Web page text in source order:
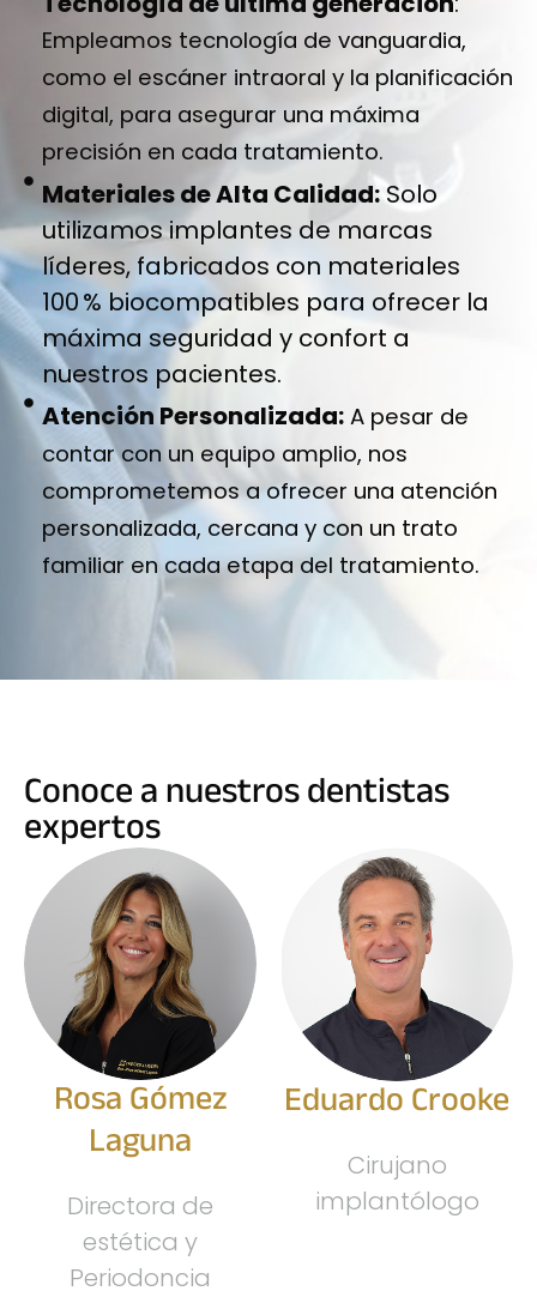
Empleamos tecnología de vanguardia,
como el escáner intraoral y la planificación
digital, para asegurar una máxima
precisión en cada tratamiento.
Materiales de Alta Calidad:Solo
utilizamos implantes de marcas
líderes, fabricados con materiales
100 % biocompatibles para ofrecer la
máxima seguridad y confort a
nuestros pacientes.
Atención Personalizada: A pesar de
contar con un equipo amplio, nos
comprometemos a ofrecer una atención
personalizada, cercana y con un trato
familiar en cada etapa del tratamiento.
Conoce a nuestros dentistas
expertos
Rosa Gómez
Laguna
Directora de
estética y
Periodoncia
Eduardo Crooke
Cirujano
implantólogo